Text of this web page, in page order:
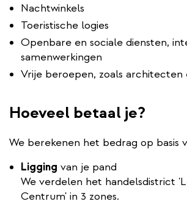
Nachtwinkels
Toeristische logies
Openbare en sociale diensten,
samenwerkingen
Vrije beroepen, zoals architecten
Hoeveel betaal je?
We berekenen het bedrag op basis
Ligging van je pand
We verdelen het handelsdistrict
Centrum' in 3 zones.